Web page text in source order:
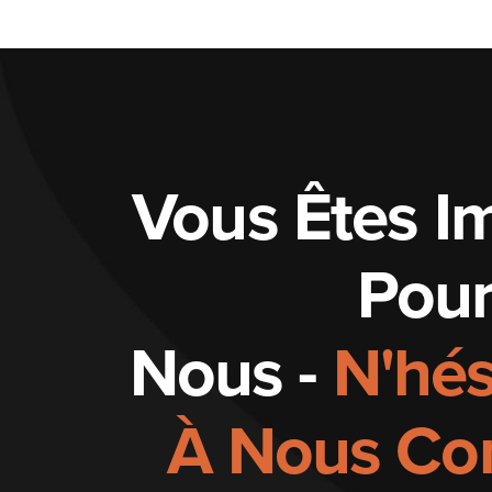
Vous Êtes
Nous -
À Nous